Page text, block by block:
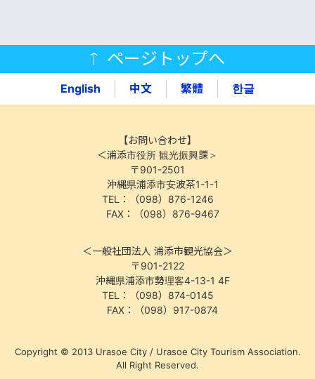
ページトップへ
English 中文 繁體 한글
【お問い合わせ】
＜浦添市役所 観光振興課＞
〒901-2501
沖縄県浦添市安波茶1-1-1
TEL：（098）876-1246
FAX：（098）876-9467
＜一般社団法人 浦添市観光協会＞
〒901-2122
沖縄県浦添市勢理客4-13-1 4F
TEL：（098）874-0145
FAX：（098）917-0874
Copyright © 2013 Urasoe City / Urasoe City Tourism Association.
All Right Reserved.